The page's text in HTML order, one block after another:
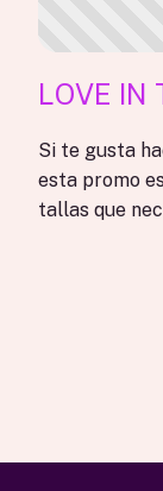
LOVE IN
Si te gusta
esta promo
tallas que